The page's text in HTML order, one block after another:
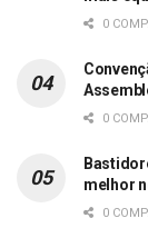
0
0
melhor
0